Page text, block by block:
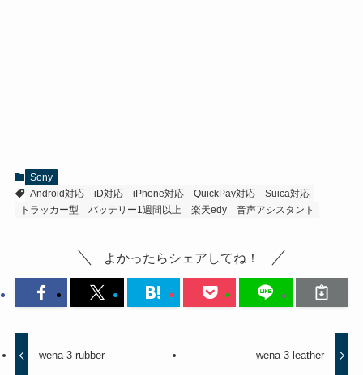
Sony
Android対応
iD対応 iPhone対応 QuickPay対応
Suica対応
トラッカー型
バッテリー1週間以上 楽天edy 音声アシスタント
よかったらシェアしてね！
wena 3 rubber wena 3 leather